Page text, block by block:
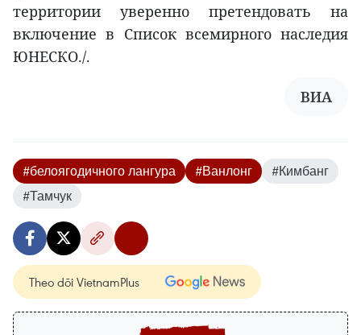
территории уверенно претендовать на
включение в Список всемирного наследия
ЮНЕСКО./.
ВИA
#белоягодичного лангура #Ванлонг
#Кимбанг
#Тамчук
Theo dõi VietnamPlus